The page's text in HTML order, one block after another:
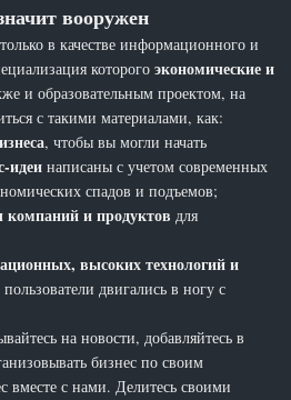
вооружен
в качестве информационного и
которогоэкономические и
и образовательным проектом, на
с такими материалами, как:
, чтобы вы могли начать
идеи написаны с учетом современных
спадов и подъемов;
компаний и продуктов для
высоких технологий и
двигались в ногу с
на новости, добавляйтесь в
бизнес по своим
вместе с нами. Делитесь своими